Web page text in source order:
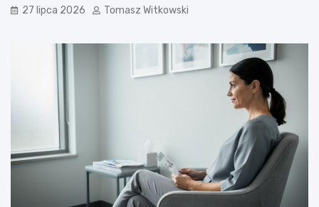
27 lipca 2026 Tomasz Witkowski